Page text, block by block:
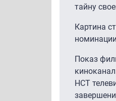
тайну
Картина
Показ
НСТ